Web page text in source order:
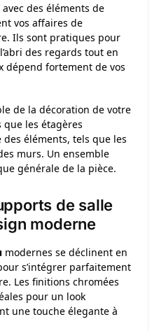
avec des éléments de
vos affaires de
Ils sont pratiques pour
des regards tout en
dépend fortement de vos
de la décoration de votre
que les étagères
des éléments, tels que les
murs. Un ensemble
générale de la pièce.
de salle
moderne
modernes se déclinent en
s’intégrer parfaitement
Les finitions chromées
pour un look
une touche élegante à